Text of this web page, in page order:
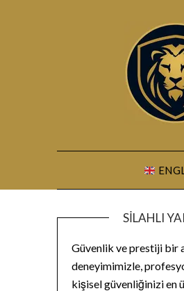
SILAHLI
Güvenlik ve prestiji bir
deneyimimizle,
kişisel güvenliğinizi en